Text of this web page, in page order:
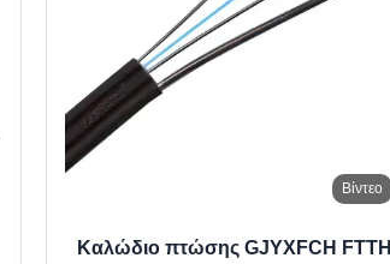
Βίντεο
Καλώδιο πτώσης GJYXFCH FTTH